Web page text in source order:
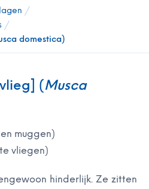
/
/
domestica)
(Musca
muggen)
vliegen)
hinderlijk. Ze zitten